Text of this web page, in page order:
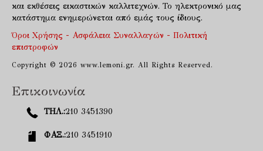
και εκθέσεις εικαστικών καλλιτεχνών. Το ηλεκτρονικό μας
κατάστημα ενημερώνεται από εμάς τους ίδιους.
Όροι Χρήσης - Ασφάλεια Συναλλαγών - Πολιτική
επιστροφών
Copyright © 2026 www.lemoni.gr. All Rights Reserved.
Επικοινωνία
ΤΗΛ.:210 3451390
ΦΑΞ.:210 3451910